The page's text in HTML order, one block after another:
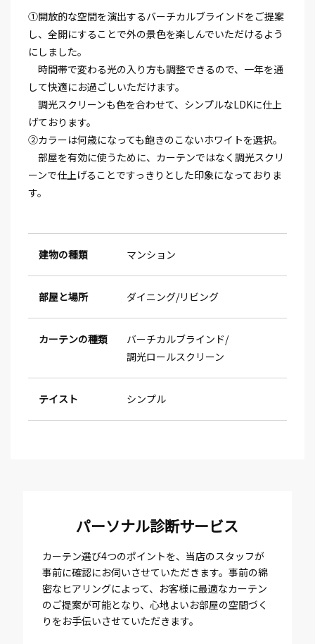
①開放的な空間を演出するバーチカルブラインドをご提案
し、全開にすることで外の景色を楽しんでいただけるよう
にしました。
時間帯で変わる光の入り方も調整できるので、一年を通
して快適にお過ごしいただけます。
調光スクリーンも色を合わせて、シンプルなLDKに仕上
げております。
②カラーは何歳になっても飽きのこないホワイトを選択。
部屋を有効に使うために、カーテンではなく調光スクリ
ーンで仕上げることですっきりとした印象になっておりま
す。
建物の種類 マンション
部屋と場所 ダイニング リビング
カーテンの種類
バーチカルブラインド
調光ロールスクリーン
テイスト シンプル
パーソナル診断サービス
カーテン選び4つのポイントを、当店のスタッフが
事前に確認にお伺いさせていただきます。事前の綿
密なヒアリングによって、お客様に最適なカーテン
のご提案が可能となり、心地よいお部屋の空間づく
りをお手伝いさせていただきます。